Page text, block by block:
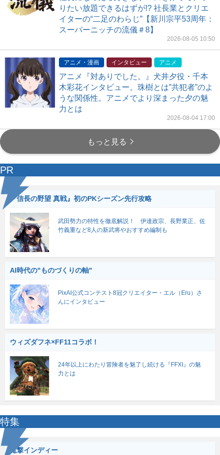
りたい放題できるはずが!? 社長業とクリエ
イターの“二足のわらじ”【新川宗平53周年：
スーパーニッチの流儀＃8】
2026-08-05 10:50
アニメ・漫画 インタビュー アニメ
アニメ『対ありでした。』犬井夕役・千本
木彩花インタビュー。珠樹とは”共犯者”のよ
うな関係性。アニメでより深まった夕の魅
力とは
2026-08-04 17:00
もっと見る
PR
『信長の野望 真戦』初のPKシーズン先行攻略
武田勢力の特性を徹底解説！ 伊達政宗、長野業正、佐
竹義重など8人の新武将やおすすめ編制も
AI時代の"ものづくりの軸"
PixAI公式コンテスト8冠クリエイター・エル（Eru）さ
んにインタビュー
ウィズダフネ×FF11コラボ！
24年以上にわたり冒険者を魅了し続ける『FFXI』の魅
力とは
特集
電撃インディー